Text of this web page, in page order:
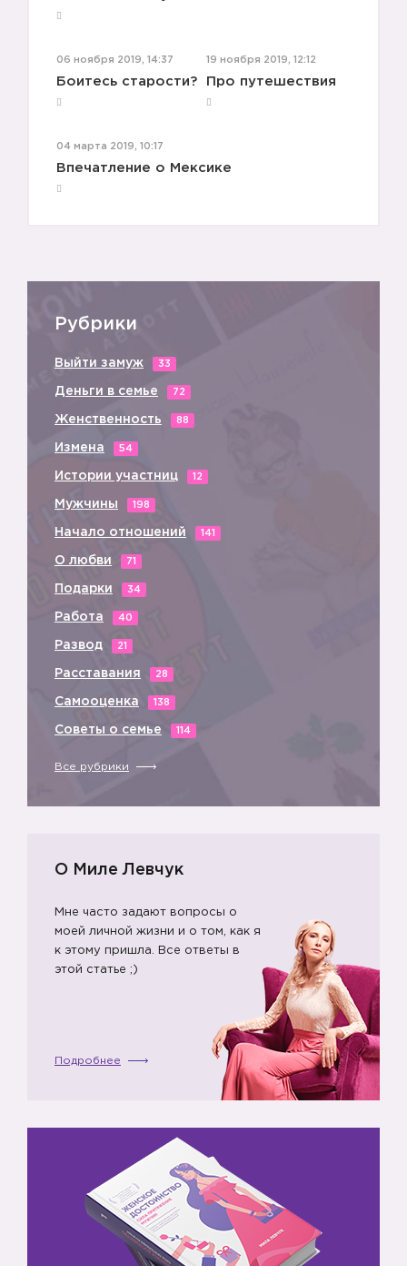
06 ноября 2019, 14:37
Боитесь старости?
19 ноября 2019, 12:12
Про путешествия
04 марта 2019, 10:17
Впечатление о Мексике
Рубрики
Выйти замуж 33
Деньги в семье 72
Женственность 88
Измена 54
Истории участниц 12
Мужчины 198
Начало отношений 141
О любви 71
Подарки 34
Работа 40
Развод 21
Расставания 28
Самооценка 138
Советы о семье 114
Все рубрики
О Миле Левчук
Мне часто задают вопросы о
моей личной жизни и о том, как я
к этому пришла. Все ответы в
этой статье ;)
Подробнее